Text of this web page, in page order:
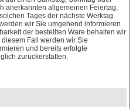
anerkannten allgemeinen Feiertag,
Tages der nächste Werktag.
wir Sie umgehend informieren.
der bestellten Ware behalten wir
Fall werden wir Sie
und bereits erfolgte
zurückerstatten.